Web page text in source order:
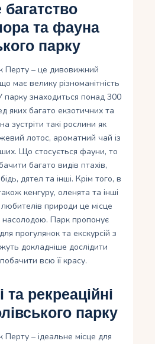
та фауна
парку
Перту – це дивовижний
має велику різноманітність
знаходиться понад 300
яких багато екзотичних та
зустріти такі рослини як
лотос, ароматний чай із
Що стосується фауни, то
багато видів птахів,
дятел та інші. Крім того, в
кенгуру, оленята та інші
природи це місце
Парк пропонує
прогулянок та екскурсій з
докладніше дослідити
всю її красу.
та рекреаційні
парку
Перту – ідеальне місце для